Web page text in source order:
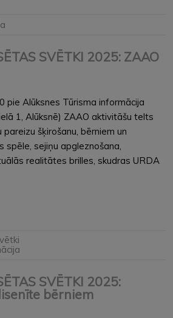
SVĒTKI 2025: ZAAO
pie Alūksnes Tūrisma informācija
1, Alūksnē) ZAAO aktivitāšu telts
šķirošanu, bērniem un
spēle, sejiņu apgleznošana,
realitātes brilles, skudras URDA
SVĒTKI 2025:
bērniem